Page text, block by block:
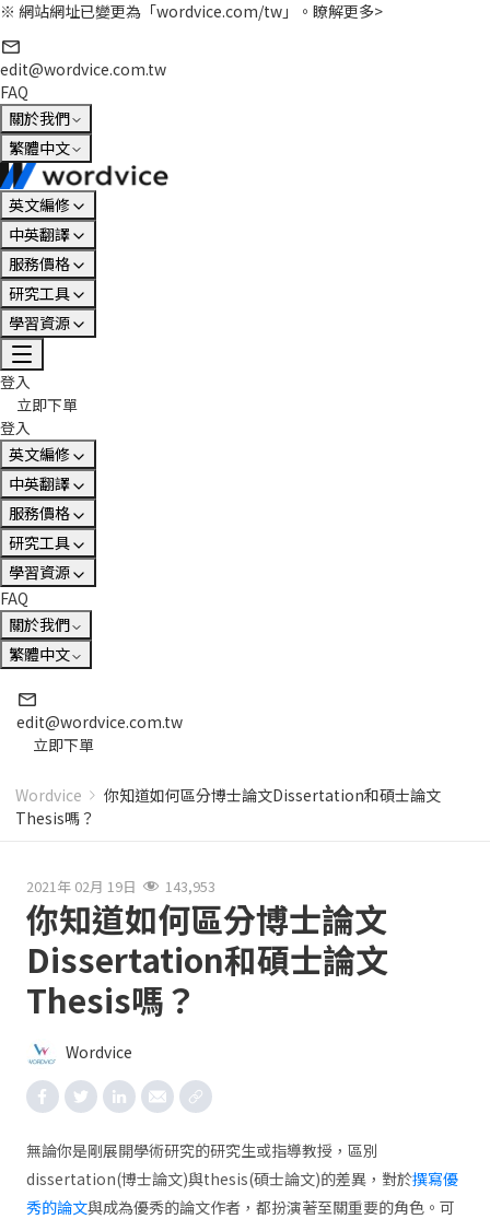
※ 網站網址已變更為「wordvice.com/tw」。 瞭解更多>
edit@wordvice.com.tw
FAQ
關於我們
繁體中文
英文編修
中英翻譯
服務價格
研究工具
學習資源
登入
立即下單
登入
英文編修
中英翻譯
服務價格
研究工具
學習資源
FAQ
關於我們
繁體中文
edit@wordvice.com.tw
立即下單
Wordvice
你知道如何區分博士論文Dissertation和碩士論文
Thesis嗎？
2021年 02月 19日 143,953
你知道如何區分博士論文
Dissertation和碩士論文
Thesis嗎？
Wordvice
無論你是剛展開學術研究的研究生或指導教授，區別
dissertation(博士論文)與thesis(碩士論文)的差異，對於撰寫優
秀的論文與成為優秀的論文作者，都扮演著至關重要的角色。可